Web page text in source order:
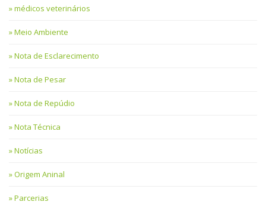
médicos veterinários
Meio Ambiente
Nota de Esclarecimento
Nota de Pesar
Nota de Repúdio
Nota Técnica
Notícias
Origem Aninal
Parcerias